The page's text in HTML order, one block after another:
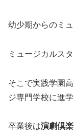
幼少期からのミ
ミュージカルス
そこで実践学園
ジ専門学校に進学
卒業後は演劇倶